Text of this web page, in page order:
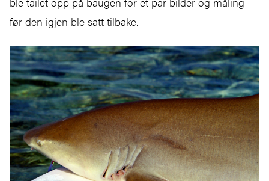
før den igjen ble satt tilbake.